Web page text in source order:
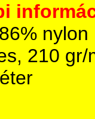
nylon
210 gr/